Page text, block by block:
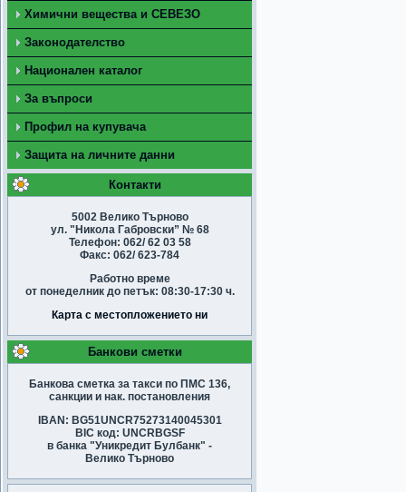
Химични вещества и СЕВЕЗО
Законодателство
Национален каталог
За въпроси
Профил на купувача
Защита на личните данни
Контакти
5002 Велико Търново
ул. "Никола Габровски” № 68
Телефон: 062/ 62 03 58
Факс: 062/ 623-784
Работно време
от понеделник до петък: 08:30-17:30 ч.
Карта с местопложението ни
Банкови сметки
Банкова сметка за такси по ПМС 136,
санкции и нак. постановления
IBAN: BG51UNCR75273140045301
BIC код: UNCRBGSF
в банка "Уникредит Булбанк" -
Велико Търново